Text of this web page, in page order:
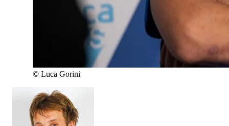
© Luca Gorini